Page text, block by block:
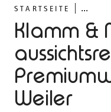
STARTSEITE ...
Klamm &
Weiler